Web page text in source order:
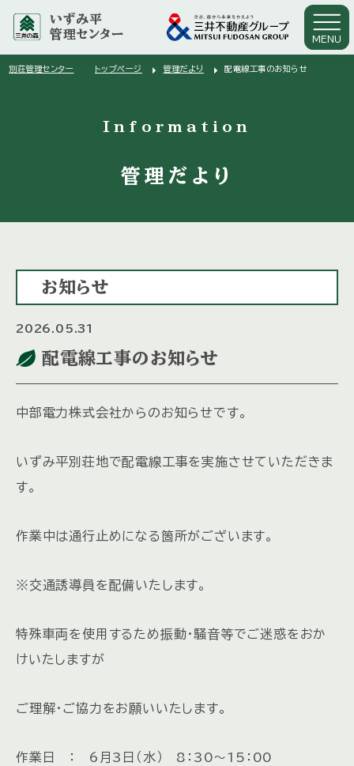
いずみ平
管理センター
MENU
別荘管理センター トップページ arrow_right 管理だより arrow_right 配電線工事のお知らせ
Information
管理だより
お知らせ
2026.05.31
配電線工事のお知らせ
中部電力株式会社からのお知らせです。
いずみ平別荘地で配電線工事を実施させていただきま
す。
作業中は通行止めになる箇所がございます。
※交通誘導員を配備いたします。
特殊車両を使用するため振動・騒音等でご迷惑をおか
けいたしますが
ご理解・ご協力をお願いいたします。
作業日 ： 6月3日（水） 8：30～15：00